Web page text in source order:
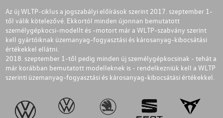
Az új WLTP-ciklus a jogszabályi előírások szerint 2017. szeptember 1-
től válik kötelezővé. Ekkortól minden újonnan bemutatott
személygépkocsi-modellt és -motort már a WLTP-szabvány szerint
kell gyártóiknak üzemanyag-fogyasztási és károsanyag-kibocsátási
értékekkel ellátni.
2018. szeptember 1-től pedig minden új személygépkocsinak - tehát a
már korábban bemutatott modelleknek is - rendelkezniük kell a WLTP
szerinti üzemanyag-fogyasztási és károsanyag-kibocsátási értékekkel.